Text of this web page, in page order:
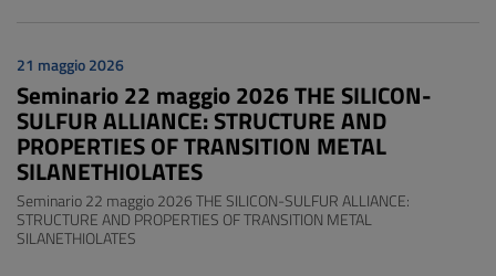
21 maggio 2026
Seminario 22 maggio 2026 THE SILICON-
SULFUR ALLIANCE: STRUCTURE AND
PROPERTIES OF TRANSITION METAL
SILANETHIOLATES
Seminario 22 maggio 2026 THE SILICON-SULFUR ALLIANCE:
STRUCTURE AND PROPERTIES OF TRANSITION METAL
SILANETHIOLATES